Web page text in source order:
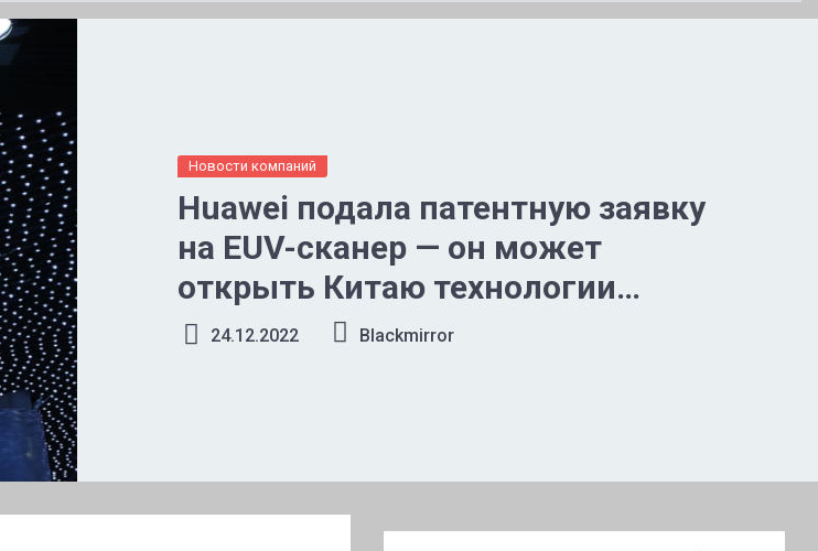
Новости компаний
Huawei подала патентную заявку
на EUV-сканер — он может
открыть Китаю технологии
менее 7 нм
24.12.2022 Blackmirror